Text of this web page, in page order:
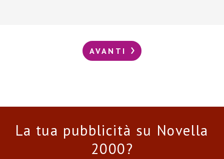
AVANTI
La tua pubblicità su Novella
2000?